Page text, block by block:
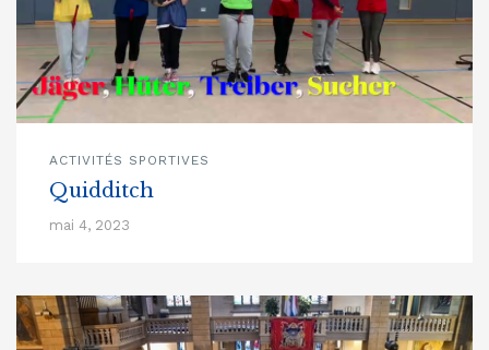
ACTIVITÉS SPORTIVES
Quidditch
mai 4, 2023